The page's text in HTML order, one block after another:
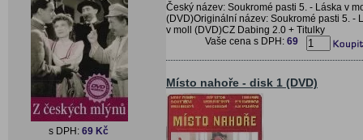
s DPH:69 Kč
Český název: Soukromé pasti 5. - Láska v
(DVD)Originální název: Soukromé pasti 5. -
v moll (DVD)CZ Dabing 2.0 + Titulky
Vaše cena s DPH: 69
Místo nahoře - disk 1 (DVD)